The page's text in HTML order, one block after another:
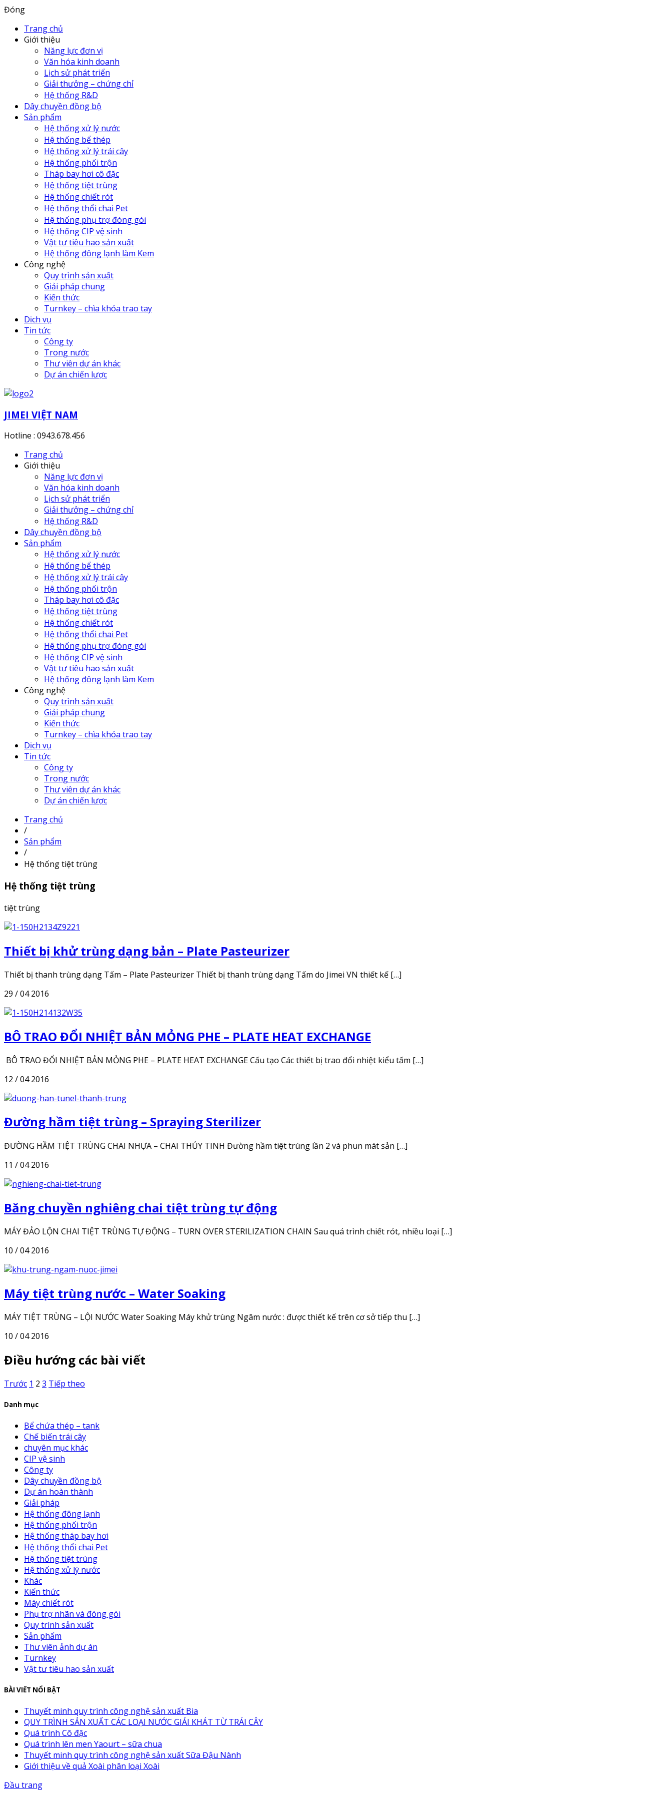
Đóng
Trang chủ
Giới thiệu
Năng lực đơn vị
Văn hóa kinh doanh
Lịch sử phát triển
Giải thưởng – chứng chỉ
Hệ thống R&D
Dây chuyền đồng bộ
Sản phẩm
Hệ thống xử lý nước
Hệ thống bể thép
Hệ thống xử lý trái cây
Hệ thống phối trộn
Tháp bay hơi cô đặc
Hệ thống tiệt trùng
Hệ thống chiết rót
Hệ thống thổi chai Pet
Hệ thống phụ trợ đóng gói
Hệ thống CIP vệ sinh
Vật tư tiêu hao sản xuất
Hệ thống đông lạnh làm Kem
Công nghệ
Quy trình sản xuất
Giải pháp chung
Kiến thức
Turnkey – chìa khóa trao tay
Dịch vụ
Tin tức
Công ty
Trong nước
Thư viên dự án khác
Dự án chiến lược
JIMEI VIỆT NAM
Hotline : 0943.678.456
Trang chủ
Giới thiệu
Năng lực đơn vị
Văn hóa kinh doanh
Lịch sử phát triển
Giải thưởng – chứng chỉ
Hệ thống R&D
Dây chuyền đồng bộ
Sản phẩm
Hệ thống xử lý nước
Hệ thống bể thép
Hệ thống xử lý trái cây
Hệ thống phối trộn
Tháp bay hơi cô đặc
Hệ thống tiệt trùng
Hệ thống chiết rót
Hệ thống thổi chai Pet
Hệ thống phụ trợ đóng gói
Hệ thống CIP vệ sinh
Vật tư tiêu hao sản xuất
Hệ thống đông lạnh làm Kem
Công nghệ
Quy trình sản xuất
Giải pháp chung
Kiến thức
Turnkey – chìa khóa trao tay
Dịch vụ
Tin tức
Công ty
Trong nước
Thư viên dự án khác
Dự án chiến lược
Trang chủ
/
Sản phẩm
/
Hệ thống tiệt trùng
Hệ thống tiệt trùng
tiệt trùng
Thiết bị khử trùng dạng bản – Plate Pasteurizer
Thiết bị thanh trùng dạng Tấm – Plate Pasteurizer Thiết bị thanh trùng dạng Tấm do Jimei VN thiết kế […]
29 / 04 2016
BÔ TRAO ĐỔI NHIỆT BẢN MỎNG PHE – PLATE HEAT EXCHANGE
BÔ TRAO ĐỔI NHIỆT BẢN MỎNG PHE – PLATE HEAT EXCHANGE Cấu tạo Các thiết bị trao đổi nhiệt kiểu tấm […]
12 / 04 2016
Đường hầm tiệt trùng – Spraying Sterilizer
ĐƯỜNG HẦM TIỆT TRÙNG CHAI NHỰA – CHAI THỦY TINH Đường hầm tiệt trùng lần 2 và phun mát sản […]
11 / 04 2016
Băng chuyền nghiêng chai tiệt trùng tự động
MÁY ĐẢO LỘN CHAI TIỆT TRÙNG TỰ ĐỘNG – TURN OVER STERILIZATION CHAIN Sau quá trình chiết rót, nhiều loại […]
10 / 04 2016
Máy tiệt trùng nước – Water Soaking
MÁY TIỆT TRÙNG – LỘI NƯỚC Water Soaking Máy khử trùng Ngâm nước : được thiết kế trên cơ sở tiếp thu […]
10 / 04 2016
Điều hướng các bài viết
Trước 1 2 3 Tiếp theo
Danh mục
Bể chứa thép – tank
Chế biến trái cây
chuyên mục khác
CIP vệ sinh
Công ty
Dây chuyền đồng bộ
Dự án hoàn thành
Giải pháp
Hệ thống đông lạnh
Hệ thống phối trộn
Hệ thống tháp bay hơi
Hệ thống thổi chai Pet
Hệ thống tiệt trùng
Hệ thống xử lý nước
Khác
Kiến thức
Máy chiết rót
Phụ trợ nhãn và đóng gói
Quy trình sản xuất
Sản phẩm
Thư viên ảnh dự án
Turnkey
Vật tư tiêu hao sản xuất
BÀI VIẾT NỔI BẬT
Thuyết minh quy trình công nghệ sản xuất Bia
QUY TRÌNH SẢN XUẤT CÁC LOẠI NƯỚC GIẢI KHÁT TỪ TRÁI CÂY
Quá trình Cô đặc
Quá trình lên men Yaourt – sữa chua
Thuyết minh quy trình công nghệ sản xuất Sữa Đậu Nành
Giới thiệu về quả Xoài phân loại Xoài
Đầu trang